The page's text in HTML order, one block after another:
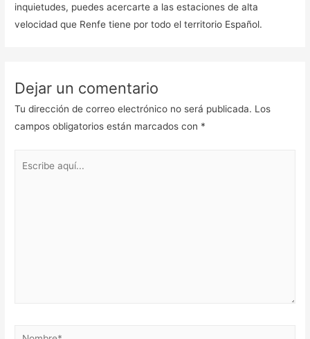
inquietudes, puedes acercarte a las estaciones de alta
velocidad que Renfe tiene por todo el territorio Español.
Dejar un comentario
Tu dirección de correo electrónico no será publicada. Los
campos obligatorios están marcados con *
Nombre*